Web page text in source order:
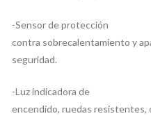
-Sensor de protección
contra sobrecalentamiento y
seguridad.
-Luz indicadora de
encendido, ruedas resistentes,